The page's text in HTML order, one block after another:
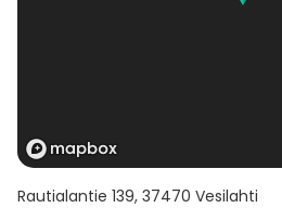
Rautialantie 139, 37470 Vesilahti